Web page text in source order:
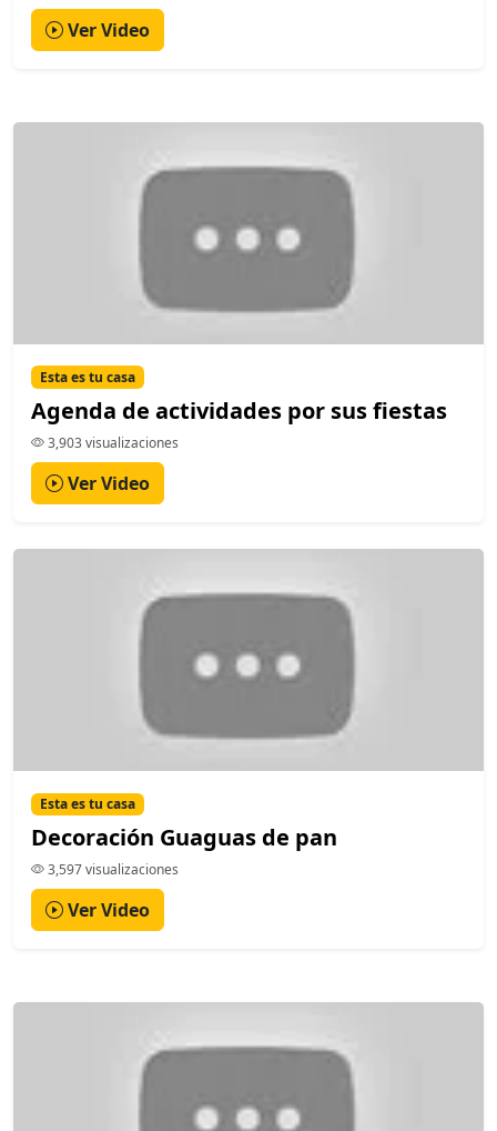
Ver Video
Esta es tu casa
Agenda de actividades por sus fiestas
3,903 visualizaciones
Ver Video
Esta es tu casa
Decoración Guaguas de pan
3,597 visualizaciones
Ver Video